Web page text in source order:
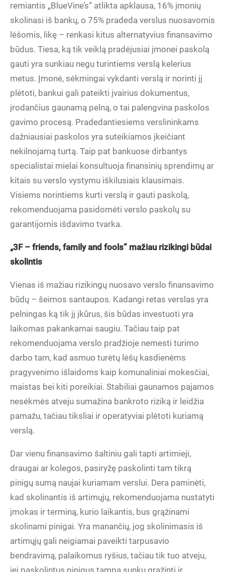
remiantis „BlueVine’s” atlikta apklausa, 16% įmonių
skolinasi iš bankų, o 75% pradeda verslus nuosavomis
lėšomis, likę – renkasi kitus alternatyvius finansavimo
būdus. Tiesa, ką tik veiklą pradėjusiai įmonei paskolą
gauti yra sunkiau negu turintiems verslą kelerius
metus. Įmonė, sėkmingai vykdanti verslą ir norinti jį
plėtoti, bankui gali pateikti įvairius dokumentus,
įrodančius gaunamą pelną, o tai palengvina paskolos
gavimo procesą. Pradedantiesiems verslininkams
dažniausiai paskolos yra suteikiamos įkeičiant
nekilnojamą turtą. Taip pat bankuose dirbantys
specialistai mielai konsultuoja finansinių sprendimų ar
kitais su verslo vystymu iškilusiais klausimais.
Visiems norintiems kurti verslą ir gauti paskolą,
rekomenduojama pasidomėti verslo paskolų su
garantijomis išdavimo tvarka.
„3F – friends, familyand fools” mažiau rizikingi būdai
skolintis
Vienas iš mažiau rizikingų nuosavo verslo finansavimo
būdų – šeimos santaupos. Kadangi retas verslas yra
pelningas ką tik jį įkūrus, šis būdas investuoti yra
laikomas pakankamai saugiu. Tačiau taip pat
rekomenduojama verslo pradžioje nemesti turimo
darbo tam, kad asmuo turėtų lėšų kasdienėms
pragyvenimo išlaidoms kaip komunaliniai mokesčiai,
maistas bei kiti poreikiai. Stabiliai gaunamos pajamos
nesėkmės atveju sumažina bankroto riziką ir leidžia
pamažu, tačiau tiksliai ir operatyviai plėtoti kuriamą
verslą.
Dar vienu finansavimo šaltiniu gali tapti artimieji,
draugai ar kolegos, pasiryžę paskolinti tam tikrą
pinigų sumą naujai kuriamam verslui. Dera paminėti,
kad skolinantis iš artimųjų, rekomenduojama nustatyti
įmokas ir terminą, kurio laikantis, bus grąžinami
skolinami pinigai. Yra manančių, jog skolinimasis iš
artimųjų gali neigiamai paveikti tarpusavio
bendravimą, palaikomus ryšius, tačiau tik tuo atveju,
jei paskolintus pinigus tampa sunku grąžinti ir